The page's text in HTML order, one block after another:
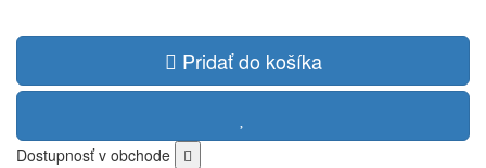
Pridať do košíka
Dostupnosť v obchode